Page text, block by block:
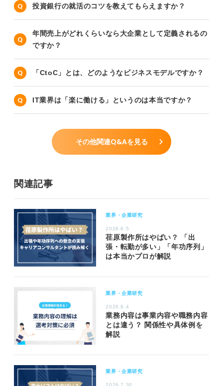
投資銀行の就活のコツを教えてもらえますか？
年間売上がどれくらいなら大企業として定義されるの
ですか？
「CtoC」とは、どのようなビジネスモデルですか？
IT業界は「楽に働ける」というのは本当ですか？
その他関連Q&Aを見る
関連記事
業界・企業研究
2026.8.5
荏原製作所はやばい？ 「出
張・転勤が多い」「年功序列」
は本当かプロが解説
業界・企業研究
2026.8.4
業務内容は事業内容や職務内容
とは違う？ 関係性や具体例を
解説
業界・企業研究
2026.7.30